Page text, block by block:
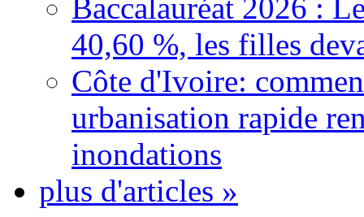
Baccalauréat 2026 :
40,60 %, les filles
Côte d'Ivoire:
urbanisation rapide
inondations
plus d'articles »